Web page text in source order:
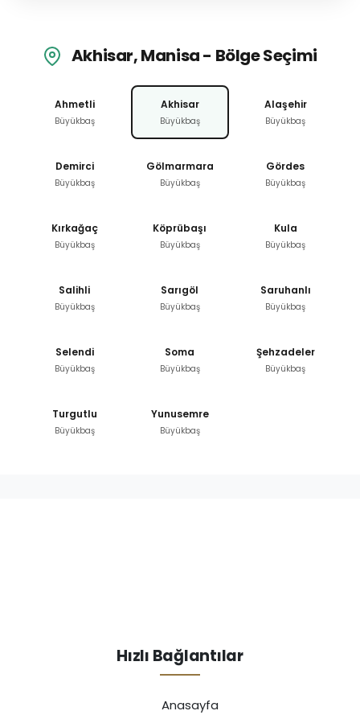
Akhisar, Manisa - Bölge Seçimi
Ahmetli
Büyükbaş
Akhisar
Büyükbaş
Alaşehir
Büyükbaş
Demirci
Büyükbaş
Gölmarmara
Büyükbaş
Gördes
Büyükbaş
Kırkağaç
Büyükbaş
Köprübaşı
Büyükbaş
Kula
Büyükbaş
Salihli
Büyükbaş
Sarıgöl
Büyükbaş
Saruhanlı
Büyükbaş
Selendi
Büyükbaş
Soma
Büyükbaş
Şehzadeler
Büyükbaş
Turgutlu
Büyükbaş
Yunusemre
Büyükbaş
Hızlı Bağlantılar
Anasayfa